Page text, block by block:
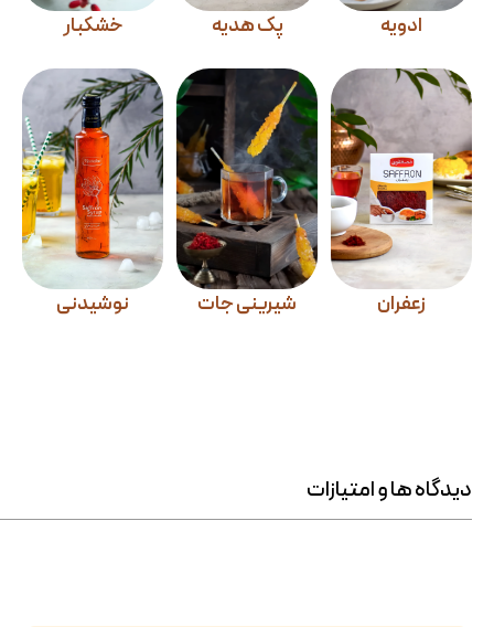
ادویه پک هدیه خشکبار
زعفران شیرینی جات نوشیدنی
دیدگاه ها و امتیازات